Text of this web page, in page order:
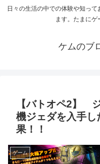
日々の生活の中での体験や知っ
ます。たまにゲ
ケムのブ
【バトオペ2】
機ジェダを入手
果！！
ゲーム